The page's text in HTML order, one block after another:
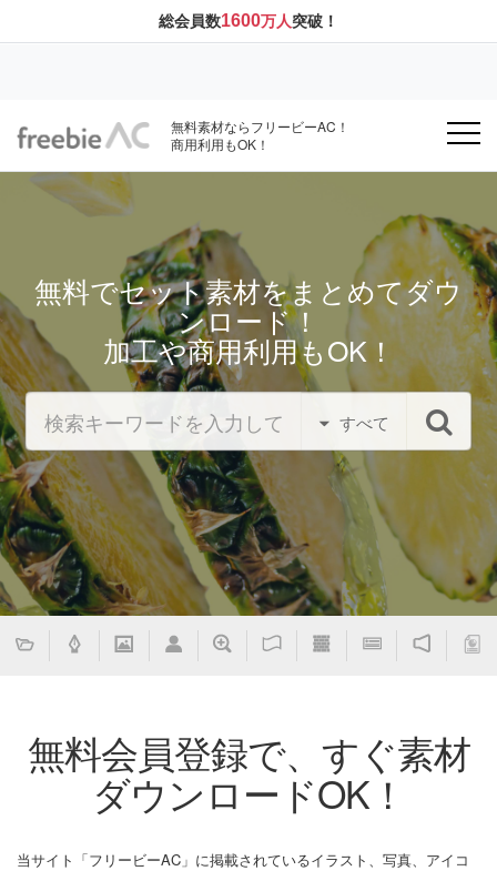
総会員数1600万人突破！
無料素材ならフリービーAC！
商用利用もOK！
無料でセット素材をまとめてダウ
ンロード！
加工や商用利用もOK！
すべて
無料会員登録で、すぐ素材
ダウンロードOK！
当サイト「フリービーAC」に掲載されているイラスト、写真、アイコ